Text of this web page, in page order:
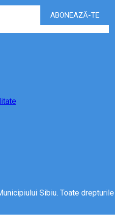
Sibiu. Toate drepturile